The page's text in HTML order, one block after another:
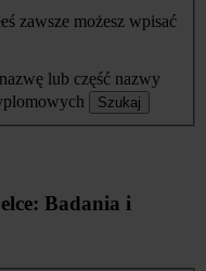
zawsze możesz wpisać
lub część nazwy
Szukaj
Badania i